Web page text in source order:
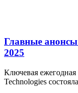
Главные
2025
Ключевая
Technologies